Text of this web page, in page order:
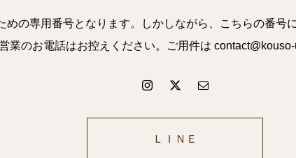
の専用番号となります。しかしながら、こちらの番
のお電話はお控えください。ご用件は
ＬＩＮＥ